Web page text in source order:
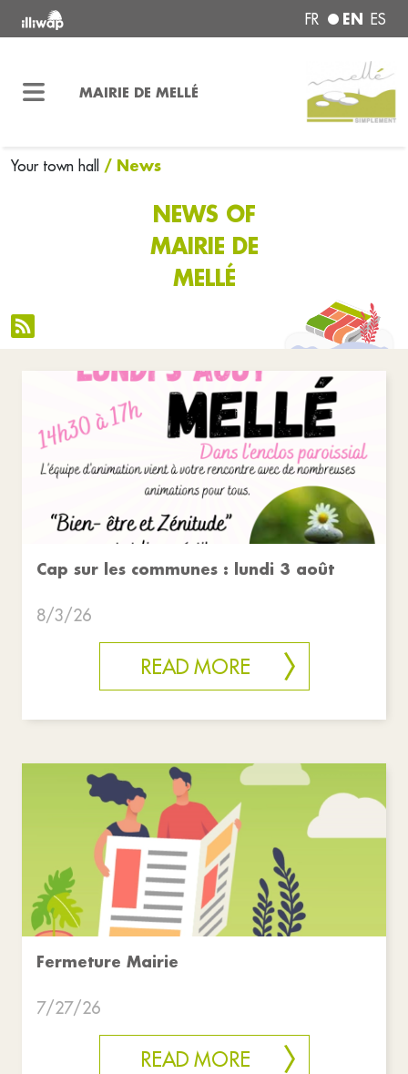
FR EN ES
MAIRIE DE MELLÉ
Your town hall / News
NEWS OF
MAIRIE DE
MELLÉ
Cap sur les communes : lundi 3 août
8/3/26
READ MORE
Fermeture Mairie
7/27/26
READ MORE